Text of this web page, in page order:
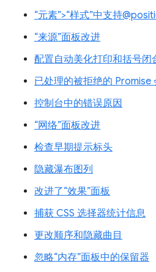
“元素”>“样式”中支持
“来源”面板改进
配置自动美化打印和括号闭
已处理的被拒绝的 Promise
控制台中的错误原因
“网络”面板改进
检查早期提示标头
隐藏瀑布图列
改进了“效果”面板
捕获 CSS 选择器统计信息
更改顺序和隐藏曲目
忽略“内存”面板中的保留器